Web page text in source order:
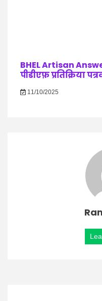
BHEL Artisan
पीडीएफ़ प्रतिक्रिया
11/10/2025